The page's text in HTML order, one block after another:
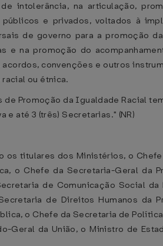
intolerância, na articulação,
e privados, voltados à
de governo para a promoção
e na promoção do
convenções e outros
ou étnica.
de Promoção da Igualdade Racial
e até 3 (três) Secretarias." (NR)
os titulares dos Ministérios, o
o Chefe da Secretaria-Geral da
de Comunicação Social
de Direitos Humanos
o Chefe da Secretaria de
Geral da União, o Ministro de